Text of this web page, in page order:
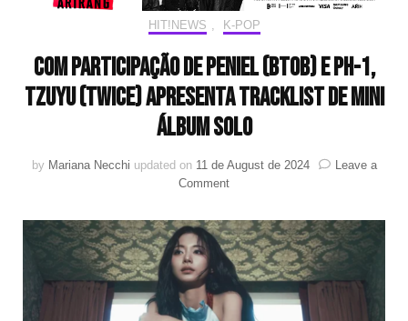
HIT!NEWS K-POP
Com participação de Peniel (BTOB) e pH-1,
Tzuyu (TWICE) apresenta tracklist de mini
álbum solo
by Mariana Necchi updated on 11 de August de 2024
Leave a
Commenton
participação
de
Peniel
(BTOB)
e
pH-